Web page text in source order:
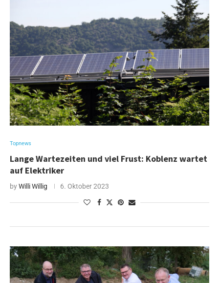
Topnews
Lange Wartezeiten und viel Frust: Koblenz wartet
auf Elektriker
byWilli Willig 6. Oktober 2023